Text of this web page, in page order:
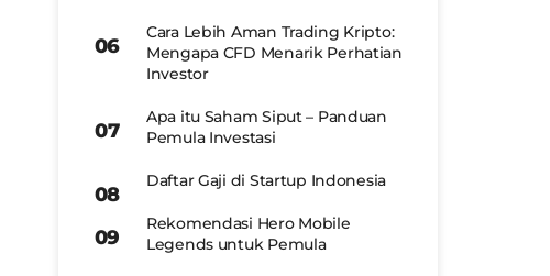
Cara Lebih Aman Trading Kripto:
Mengapa CFD Menarik Perhatian
Investor
Apa itu Saham Siput – Panduan
Pemula Investasi
Daftar Gaji di Startup Indonesia
Rekomendasi Hero Mobile
Legends untuk Pemula